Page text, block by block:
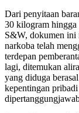
Dari penyitaan
30 kilogram hingga
S&W, dokumen ini
narkoba telah
terdepan
lagi, ditemukan
yang diduga
kepentingan